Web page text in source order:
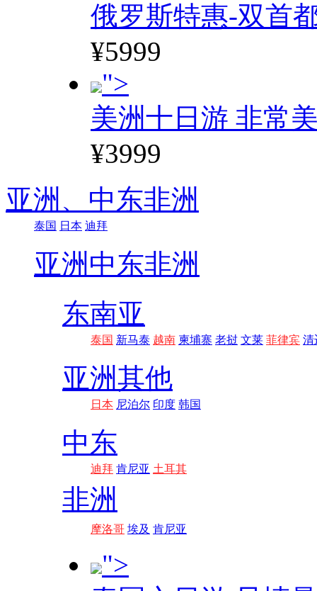
俄罗斯特惠-双首
¥5999
">
美洲十日游 非常
¥3999
亚洲、 中东非洲
泰国 日本 迪拜
亚洲 中东非洲
东南亚
泰国 新马泰 越南 柬埔寨 老挝 文莱 菲律宾 清
亚洲其他
日本 尼泊尔 印度 韩国
中东
迪拜 肯尼亚 土耳其
非洲
摩洛哥 埃及 肯尼亚
">